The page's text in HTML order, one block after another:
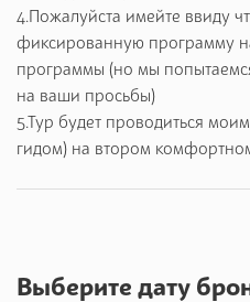
4.Пожалуйста имейте ввиду
фиксированную программу
программы (но мы
на ваши просьбы)
5.Тур будет проводиться
гидом) на втором
Выберите дату